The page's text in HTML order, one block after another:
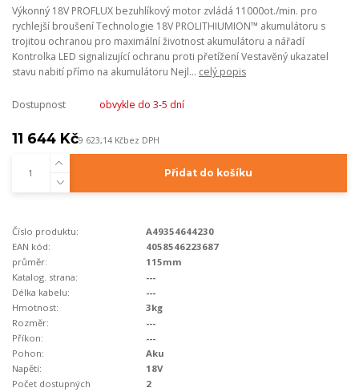
Výkonný 18V PROFLUX bezuhlíkový motor zvládá 11000ot./min. pro
rychlejší broušení Technologie 18V PROLITHIUMION™ akumulátoru s
trojitou ochranou pro maximální životnost akumulátoru a nářadí
Kontrolka LED signalizující ochranu proti přetížení Vestavěný ukazatel
stavu nabití přímo na akumulátoru Nejl... celý popis
Dostupnost obvykle do 3-5 dní
11 644 Kč9 623,14 Kčbez DPH
Přidat do košíku
Číslo produktu:
A49354644230
EAN kód:
4058546223687
průměr:
115mm
Katalog. strana:
---
Délka kabelu:
---
Hmotnost:
3kg
Rozměr:
---
Příkon:
---
Pohon:
Aku
Napětí:
18V
Počet dostupných
2